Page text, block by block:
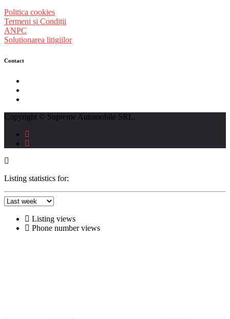
Politica cookies
Termeni și Condiții
ANPC
Solutionarea litigiilor
Contact
Copyright © Supreme Automobile SRL.
Listing statistics for:
Listing views
Phone number views